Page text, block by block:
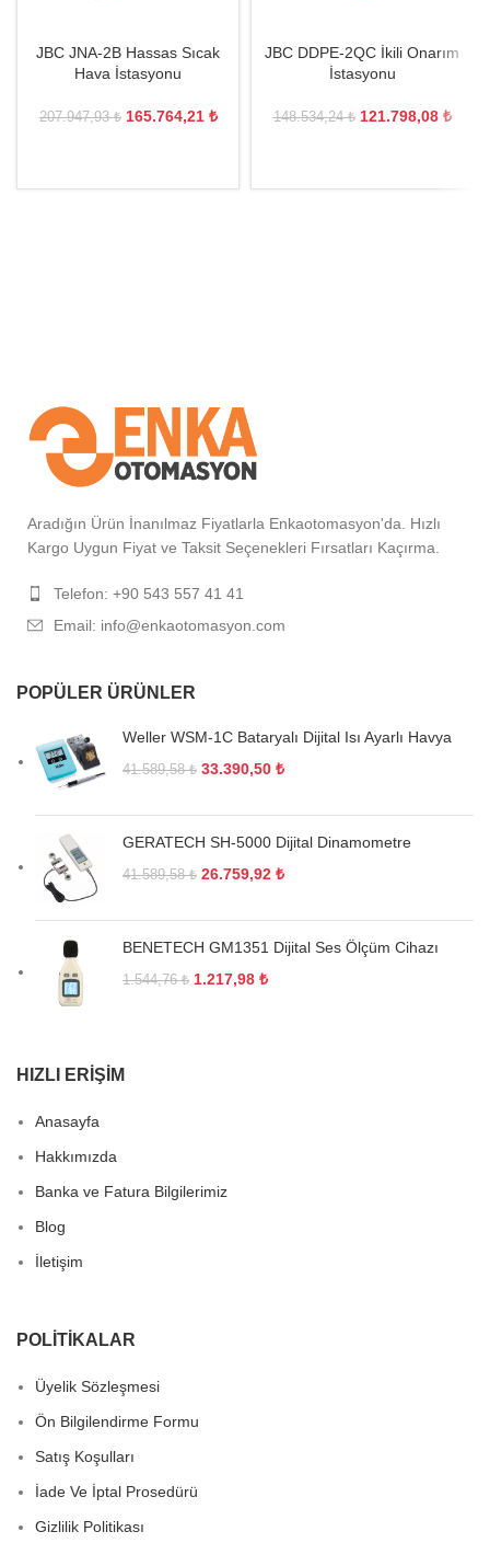
JBC JNA-2B Hassas Sıcak
Hava İstasyonu
207.947,93₺ 165.764,21 ₺
JBC DDPE-2QC İkili Onarım
İstasyonu
148.534,24₺ 121.798,08 ₺
Aradığın Ürün İnanılmaz Fiyatlarla Enkaotomasyon'da. Hızlı
Kargo Uygun Fiyat ve Taksit Seçenekleri Fırsatları Kaçırma.
Telefon: +90 543 557 41 41
Email: info@enkaotomasyon.com
POPÜLER ÜRÜNLER
Weller WSM-1C Bataryalı Dijital Isı Ayarlı Havya
41.589,58₺ 33.390,50 ₺
GERATECH SH-5000 Dijital Dinamometre
41.589,58₺ 26.759,92 ₺
BENETECH GM1351 Dijital Ses Ölçüm Cihazı
1.544,76₺ 1.217,98 ₺
HIZLI ERIŞIM
Anasayfa
Hakkımızda
Banka ve Fatura Bilgilerimiz
Blog
İletişim
POLITIKALAR
Üyelik Sözleşmesi
Ön Bilgilendirme Formu
Satış Koşulları
İade Ve İptal Prosedürü
Gizlilik Politikası